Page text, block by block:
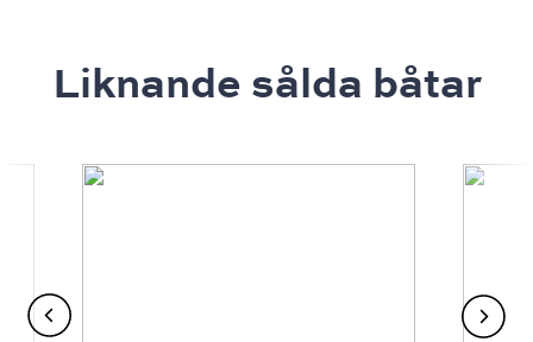
Liknande sålda båtar